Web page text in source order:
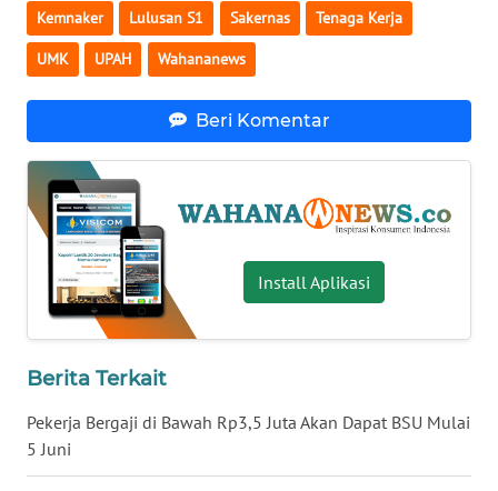
Kemnaker Lulusan S1 Sakernas Tenaga Kerja
UMK UPAH Wahananews
Beri Komentar
Install Aplikasi
Berita Terkait
Pekerja Bergaji di Bawah Rp3,5 Juta Akan Dapat BSU Mulai
5 Juni
WN
RIAU
WN
WN
JAMBI
WN
SULTRA
NTB
WN
SULTENG